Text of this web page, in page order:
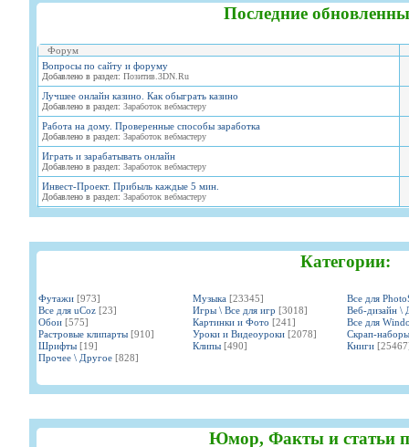
Последние
Форум
Вопросы по сайту и форуму
Добавлено в раздел: Позитив.3DN.Ru
Лучшее онлайн казино. Как обыграть казино
Добавлено в раздел: Заработок вебмастеру
Работа на дому. Проверенные способы заработка
Добавлено в раздел: Заработок вебмастеру
Играть и зарабатывать онлайн
Добавлено в раздел: Заработок вебмастеру
Инвест-Проект. Прибыль каждые 5 мин.
Добавлено в раздел: Заработок вебмастеру
Категории:
Футажи [973] Музыка [23345]
Все для
Все для uCoz [23] Игры \ Все для игр [3018]
Веб-дизайн \
Обои [575] Картинки и Фото [241]
Все для
Растровые клипарты [910] Уроки и Видеоуроки [2078]
Скрап-наборы
Шрифты [19] Клипы [490] Книги
Прочее \ Другое [828]
Юмор, Факты и статьи